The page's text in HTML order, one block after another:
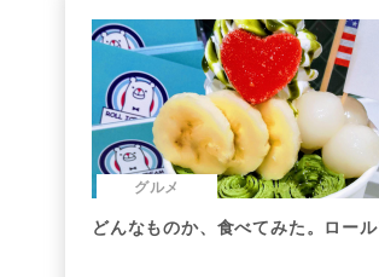
グルメ
どんなものか、食べてみた。ロール